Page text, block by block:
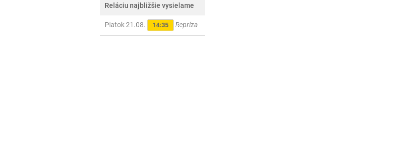
Reláciu najbližšie vysielame
Piatok 21.08. 14:35 Repríza